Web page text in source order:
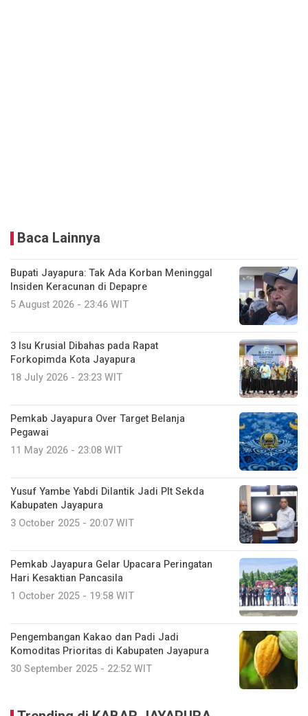
Baca Lainnya
Bupati Jayapura: Tak Ada Korban Meninggal
Insiden Keracunan di Depapre
5 August 2026 - 23:46 WIT
3 Isu Krusial Dibahas pada Rapat
Forkopimda Kota Jayapura
18 July 2026 - 23:23 WIT
Pemkab Jayapura Over Target Belanja
Pegawai
11 May 2026 - 23:08 WIT
Yusuf Yambe Yabdi Dilantik Jadi Plt Sekda
Kabupaten Jayapura
3 October 2025 - 20:07 WIT
Pemkab Jayapura Gelar Upacara Peringatan
Hari Kesaktian Pancasila
1 October 2025 - 19:58 WIT
Pengembangan Kakao dan Padi Jadi
Komoditas Prioritas di Kabupaten Jayapura
30 September 2025 - 22:52 WIT